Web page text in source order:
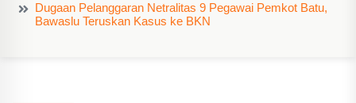
Dugaan Pelanggaran Netralitas 9 Pegawai Pemkot Batu,
Bawaslu Teruskan Kasus ke BKN